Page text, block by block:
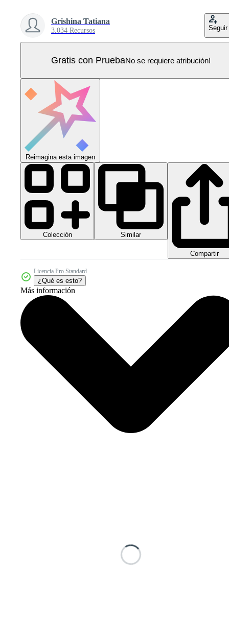
Grishina Tatiana
3.034 Recursos Seguir
Gratis con PruebaNo se requiere atribución!
Reimagina esta imagen
Colección Similar
Compartir
Licencia Pro Standard
¿Qué es esto?
Más información